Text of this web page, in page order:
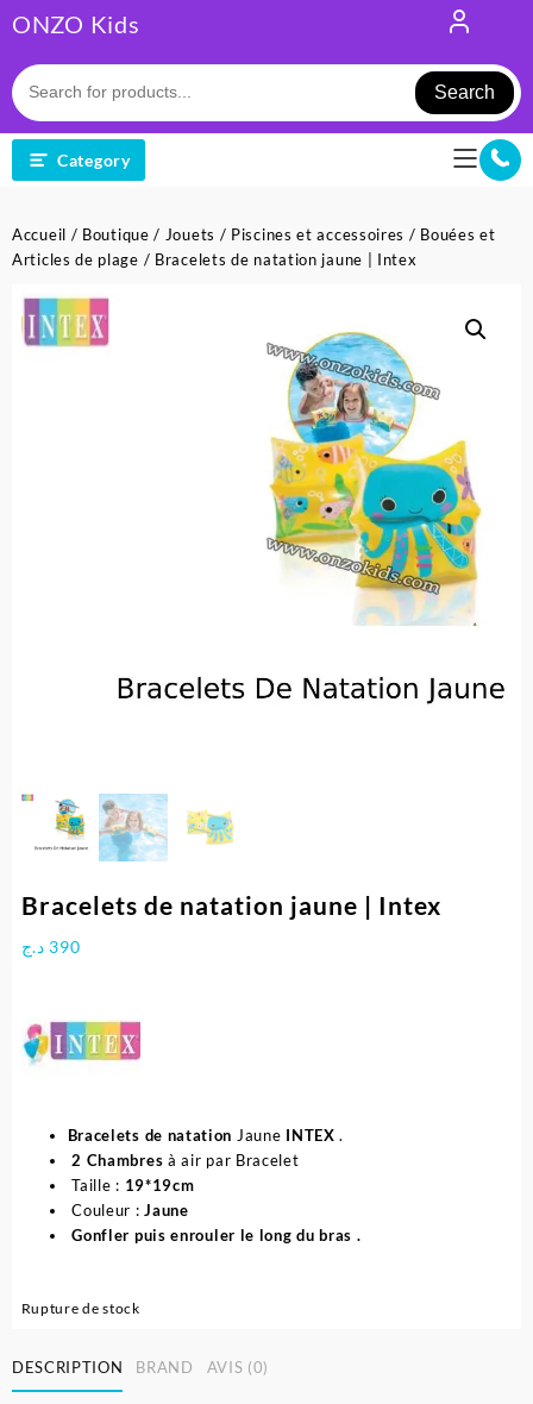
to
content
ONZO Kids
Search
Category
Accueil / Boutique / Jouets / Piscines et accessoires / Bouées et
Articles de plage / Bracelets de natation jaune | Intex
Bracelets de natation jaune | Intex
390 د.ج
Bracelets de natation Jaune INTEX .
2 Chambres à air par Bracelet
Taille : 19*19cm
Couleur : Jaune
Gonfler puis enrouler le long du bras .
Rupture de stock
DESCRIPTION BRAND AVIS (0)